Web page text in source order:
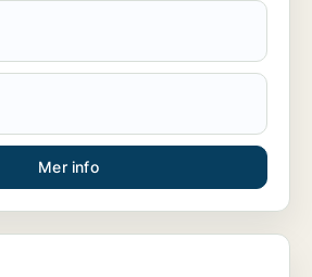
Mer info
butik eller restauranglokal för